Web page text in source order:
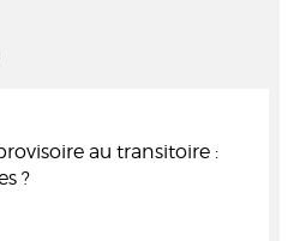
au transitoire :
?